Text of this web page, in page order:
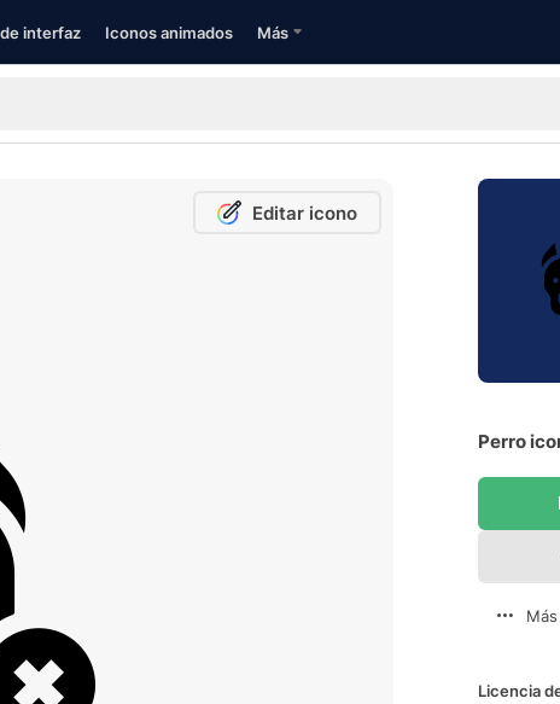
interfaz Iconos animados Más
Editar icono
Perro
Licencia